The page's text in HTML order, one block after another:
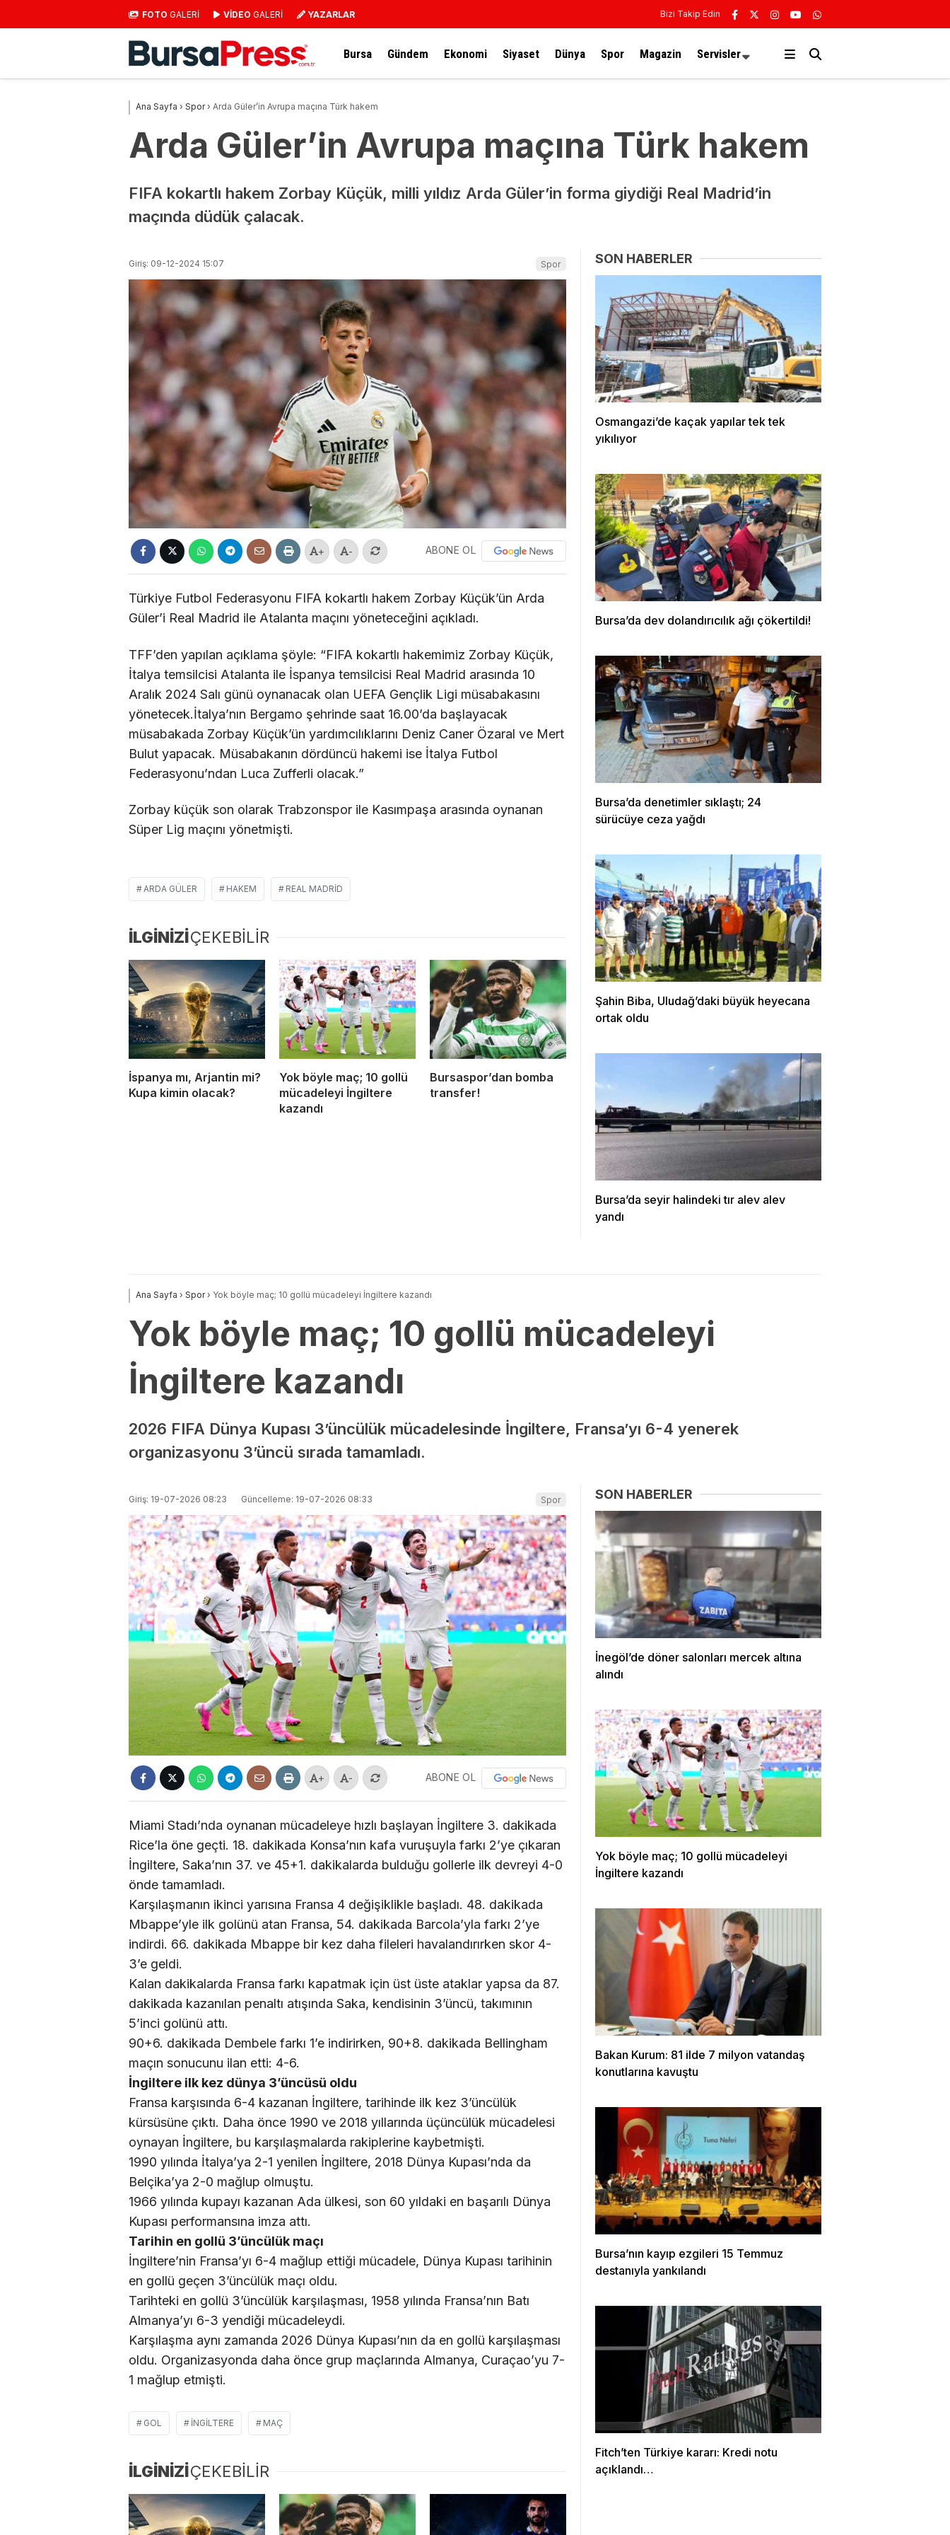
FOTO GALERİ VİDEO GALERİ YAZARLAR Bizi Takip Edin
Bursa Gündem Ekonomi Siyaset Dünya Spor Magazin Servisler
Ana Sayfa › Spor› Arda Güler’in Avrupa maçına Türk hakem
Arda Güler’in Avrupa maçına Türk hakem
FIFA kokartlı hakem Zorbay Küçük, milli yıldız Arda Güler’in forma giydiği Real Madrid’in
maçında düdük çalacak.
Giriş: 09-12-2024 15:07 Spor
+ - ABONE OL
Türkiye Futbol Federasyonu FIFA kokartlı hakem Zorbay Küçük’ün Arda
Güler’i Real Madrid ile Atalanta maçını yöneteceğini açıkladı.
TFF’den yapılan açıklama şöyle: “FIFA kokartlı hakemimiz Zorbay Küçük,
İtalya temsilcisi Atalanta ile İspanya temsilcisi Real Madrid arasında 10
Aralık 2024 Salı günü oynanacak olan UEFA Gençlik Ligi müsabakasını
yönetecek.İtalya’nın Bergamo şehrinde saat 16.00’da başlayacak
müsabakada Zorbay Küçük’ün yardımcılıklarını Deniz Caner Özaral ve Mert
Bulut yapacak. Müsabakanın dördüncü hakemi ise İtalya Futbol
Federasyonu’ndan Luca Zufferli olacak.”
Zorbay küçük son olarak Trabzonspor ile Kasımpaşa arasında oynanan
Süper Lig maçını yönetmişti.
ARDA GÜLER HAKEM REAL MADRID
İLGİNİZİÇEKEBİLİR
İspanya mı, Arjantin mi?
Kupa kimin olacak?
Yok böyle maç; 10 gollü
mücadeleyi İngiltere
kazandı
Bursaspor’dan bomba
transfer!
SON HABERLER
Osmangazi’de kaçak yapılar tek tek
yıkılıyor
Bursa’da dev dolandırıcılık ağı çökertildi!
Bursa’da denetimler sıklaştı; 24
sürücüye ceza yağdı
Şahin Biba, Uludağ’daki büyük heyecana
ortak oldu
Bursa’da seyir halindeki tır alev alev
yandı
Ana Sayfa › Spor› Yok böyle maç; 10 gollü mücadeleyi İngiltere kazandı
Yok böyle maç; 10 gollü mücadeleyi
İngiltere kazandı
2026 FIFA Dünya Kupası 3’üncülük mücadelesinde İngiltere, Fransa’yı 6-4 yenerek
organizasyonu 3’üncü sırada tamamladı.
Giriş: 19-07-2026 08:23 Güncelleme: 19-07-2026 08:33 Spor
+ - ABONE OL
Miami Stadı’nda oynanan mücadeleye hızlı başlayan İngiltere 3. dakikada
Rice’la öne geçti. 18. dakikada Konsa’nın kafa vuruşuyla farkı 2’ye çıkaran
İngiltere, Saka’nın 37. ve 45+1. dakikalarda bulduğu gollerle ilk devreyi 4-0
önde tamamladı.
Karşılaşmanın ikinci yarısına Fransa 4 değişiklikle başladı. 48. dakikada
Mbappe’yle ilk golünü atan Fransa, 54. dakikada Barcola’yla farkı 2’ye
indirdi. 66. dakikada Mbappe bir kez daha fileleri havalandırırken skor 4-
3’e geldi.
Kalan dakikalarda Fransa farkı kapatmak için üst üste ataklar yapsa da 87.
dakikada kazanılan penaltı atışında Saka, kendisinin 3’üncü, takımının
5’inci golünü attı.
90+6. dakikada Dembele farkı 1’e indirirken, 90+8. dakikada Bellingham
maçın sonucunu ilan etti: 4-6.
İngiltere ilk kez dünya 3’üncüsü oldu
Fransa karşısında 6-4 kazanan İngiltere, tarihinde ilk kez 3’üncülük
kürsüsüne çıktı. Daha önce 1990 ve 2018 yıllarında üçüncülük mücadelesi
oynayan İngiltere, bu karşılaşmalarda rakiplerine kaybetmişti.
1990 yılında İtalya’ya 2-1 yenilen İngiltere, 2018 Dünya Kupası’nda da
Belçika’ya 2-0 mağlup olmuştu.
1966 yılında kupayı kazanan Ada ülkesi, son 60 yıldaki en başarılı Dünya
Kupası performansına imza attı.
Tarihin en gollü 3’üncülük maçı
İngiltere’nin Fransa’yı 6-4 mağlup ettiği mücadele, Dünya Kupası tarihinin
en gollü geçen 3’üncülük maçı oldu.
Tarihteki en gollü 3’üncülük karşılaşması, 1958 yılında Fransa’nın Batı
Almanya’yı 6-3 yendiği mücadeleydi.
Karşılaşma aynı zamanda 2026 Dünya Kupası’nın da en gollü karşılaşması
oldu. Organizasyonda daha önce grup maçlarında Almanya, Curaçao’yu 7-
1 mağlup etmişti.
GOL İNGILTERE MAÇ
İLGİNİZİÇEKEBİLİR
SON HABERLER
İnegöl’de döner salonları mercek altına
alındı
Yok böyle maç; 10 gollü mücadeleyi
İngiltere kazandı
Bakan Kurum: 81 ilde 7 milyon vatandaş
konutlarına kavuştu
Bursa’nın kayıp ezgileri 15 Temmuz
destanıyla yankılandı
Fitch’ten Türkiye kararı: Kredi notu
açıklandı…